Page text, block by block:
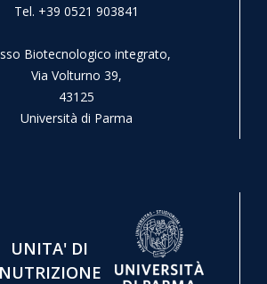
Tel. +39 0521 903841
Biotecnologico integrato,
Via Volturno 39,
43125
Università di Parma
UNITA' DI
NUTRIZIONE